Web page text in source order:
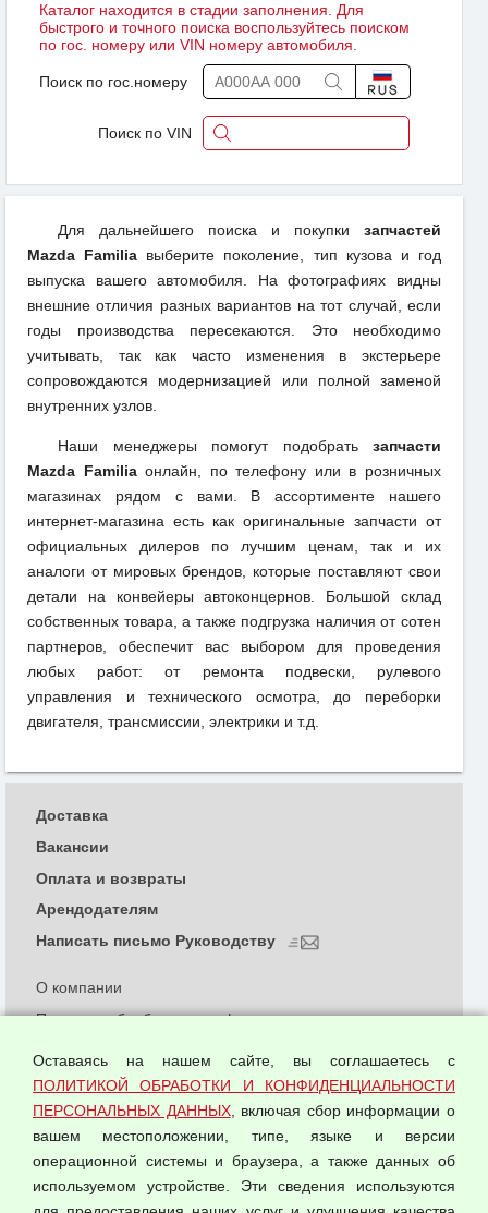
Каталог находится в стадии заполнения. Для
быстрого и точного поиска воспользуйтесь поиском
по гос. номеру или VIN номеру автомобиля.
Поиск по гос.номеру
Поиск по VIN
Для дальнейшего поиска и покупки запчастей
Mazda Familia выберите поколение, тип кузова и год
выпуска вашего автомобиля. На фотографиях видны
внешние отличия разных вариантов на тот случай, если
годы производства пересекаются. Это необходимо
учитывать, так как часто изменения в экстерьере
сопровождаются модернизацией или полной заменой
внутренних узлов.
Наши менеджеры помогут подобрать запчасти
Mazda Familiaонлайн, по телефону или в розничных
магазинах рядом с вами. В ассортименте нашего
интернет-магазина есть как оригинальные запчасти от
официальных дилеров по лучшим ценам, так и их
аналоги от мировых брендов, которые поставляют свои
детали на конвейеры автоконцернов. Большой склад
собственных товара, а также подгрузка наличия от сотен
партнеров, обеспечит вас выбором для проведения
любых работ: от ремонта подвески, рулевого
управления и технического осмотра, до переборки
двигателя, трансмиссии, электрики и т.д.
О компании
Политика обработки и конфиденциальности
Согласием на обработку персональных данных
Оферта оптовой купли-продажи
Публичная оферта
Доставка
Вакансии
Оплата и возвраты
Арендодателям
Написать письмо Руководству
Оставаясь на нашем сайте, вы соглашаетесь с
ПОЛИТИКОЙ ОБРАБОТКИ И КОНФИДЕНЦИАЛЬНОСТИ
ПЕРСОНАЛЬНЫХ ДАННЫХ, включая сбор информации о
вашем местоположении, типе, языке и версии
операционной системы и браузера, а также данных об
используемом устройстве. Эти сведения используются